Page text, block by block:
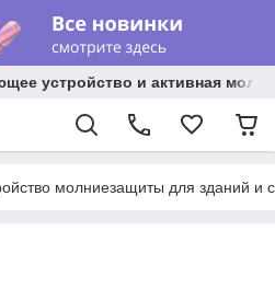
устройство и активная
молниезащиты для зданий и